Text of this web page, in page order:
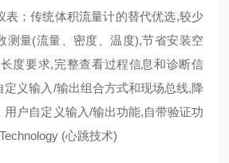
表；传统体积流量计的替代优选,较少
测量(流量、密度、温度),节省安装空
度要求,完整查看过程信息和诊断信
定义输入/输出组合方式和现场总线,降
用户自定义输入/输出功能,自带验证功
(心跳技术)